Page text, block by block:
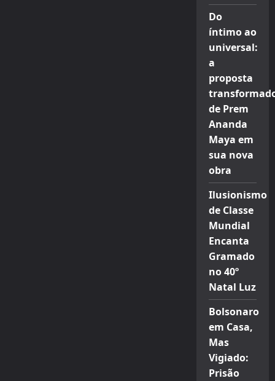
Do
íntimo ao
universal:
a
proposta
de Prem
Ananda
Maya em
sua nova
obra
Ilusionismo
de Classe
Mundial
Encanta
Gramado
no 40º
Natal Luz
Bolsonaro
em Casa,
Mas
Vigiado:
Prisão